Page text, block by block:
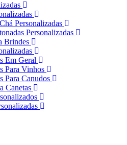
Personalizadas
Personalizadas
Brindes
Em Geral
Para Vinhos
Para Canudos
Canetas